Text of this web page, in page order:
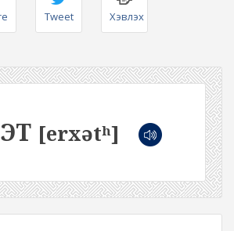
Tweet Хэвлэх
[erxətʰ]